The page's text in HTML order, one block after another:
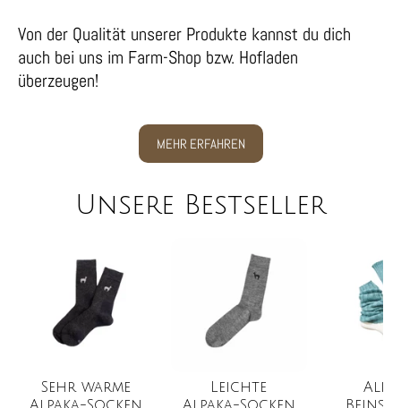
Von der Qualität unserer Produkte kannst du dich
auch bei uns im Farm-Shop bzw. Hofladen
überzeugen!
MEHR ERFAHREN
Unsere Bestseller
Sehr warme
Leichte